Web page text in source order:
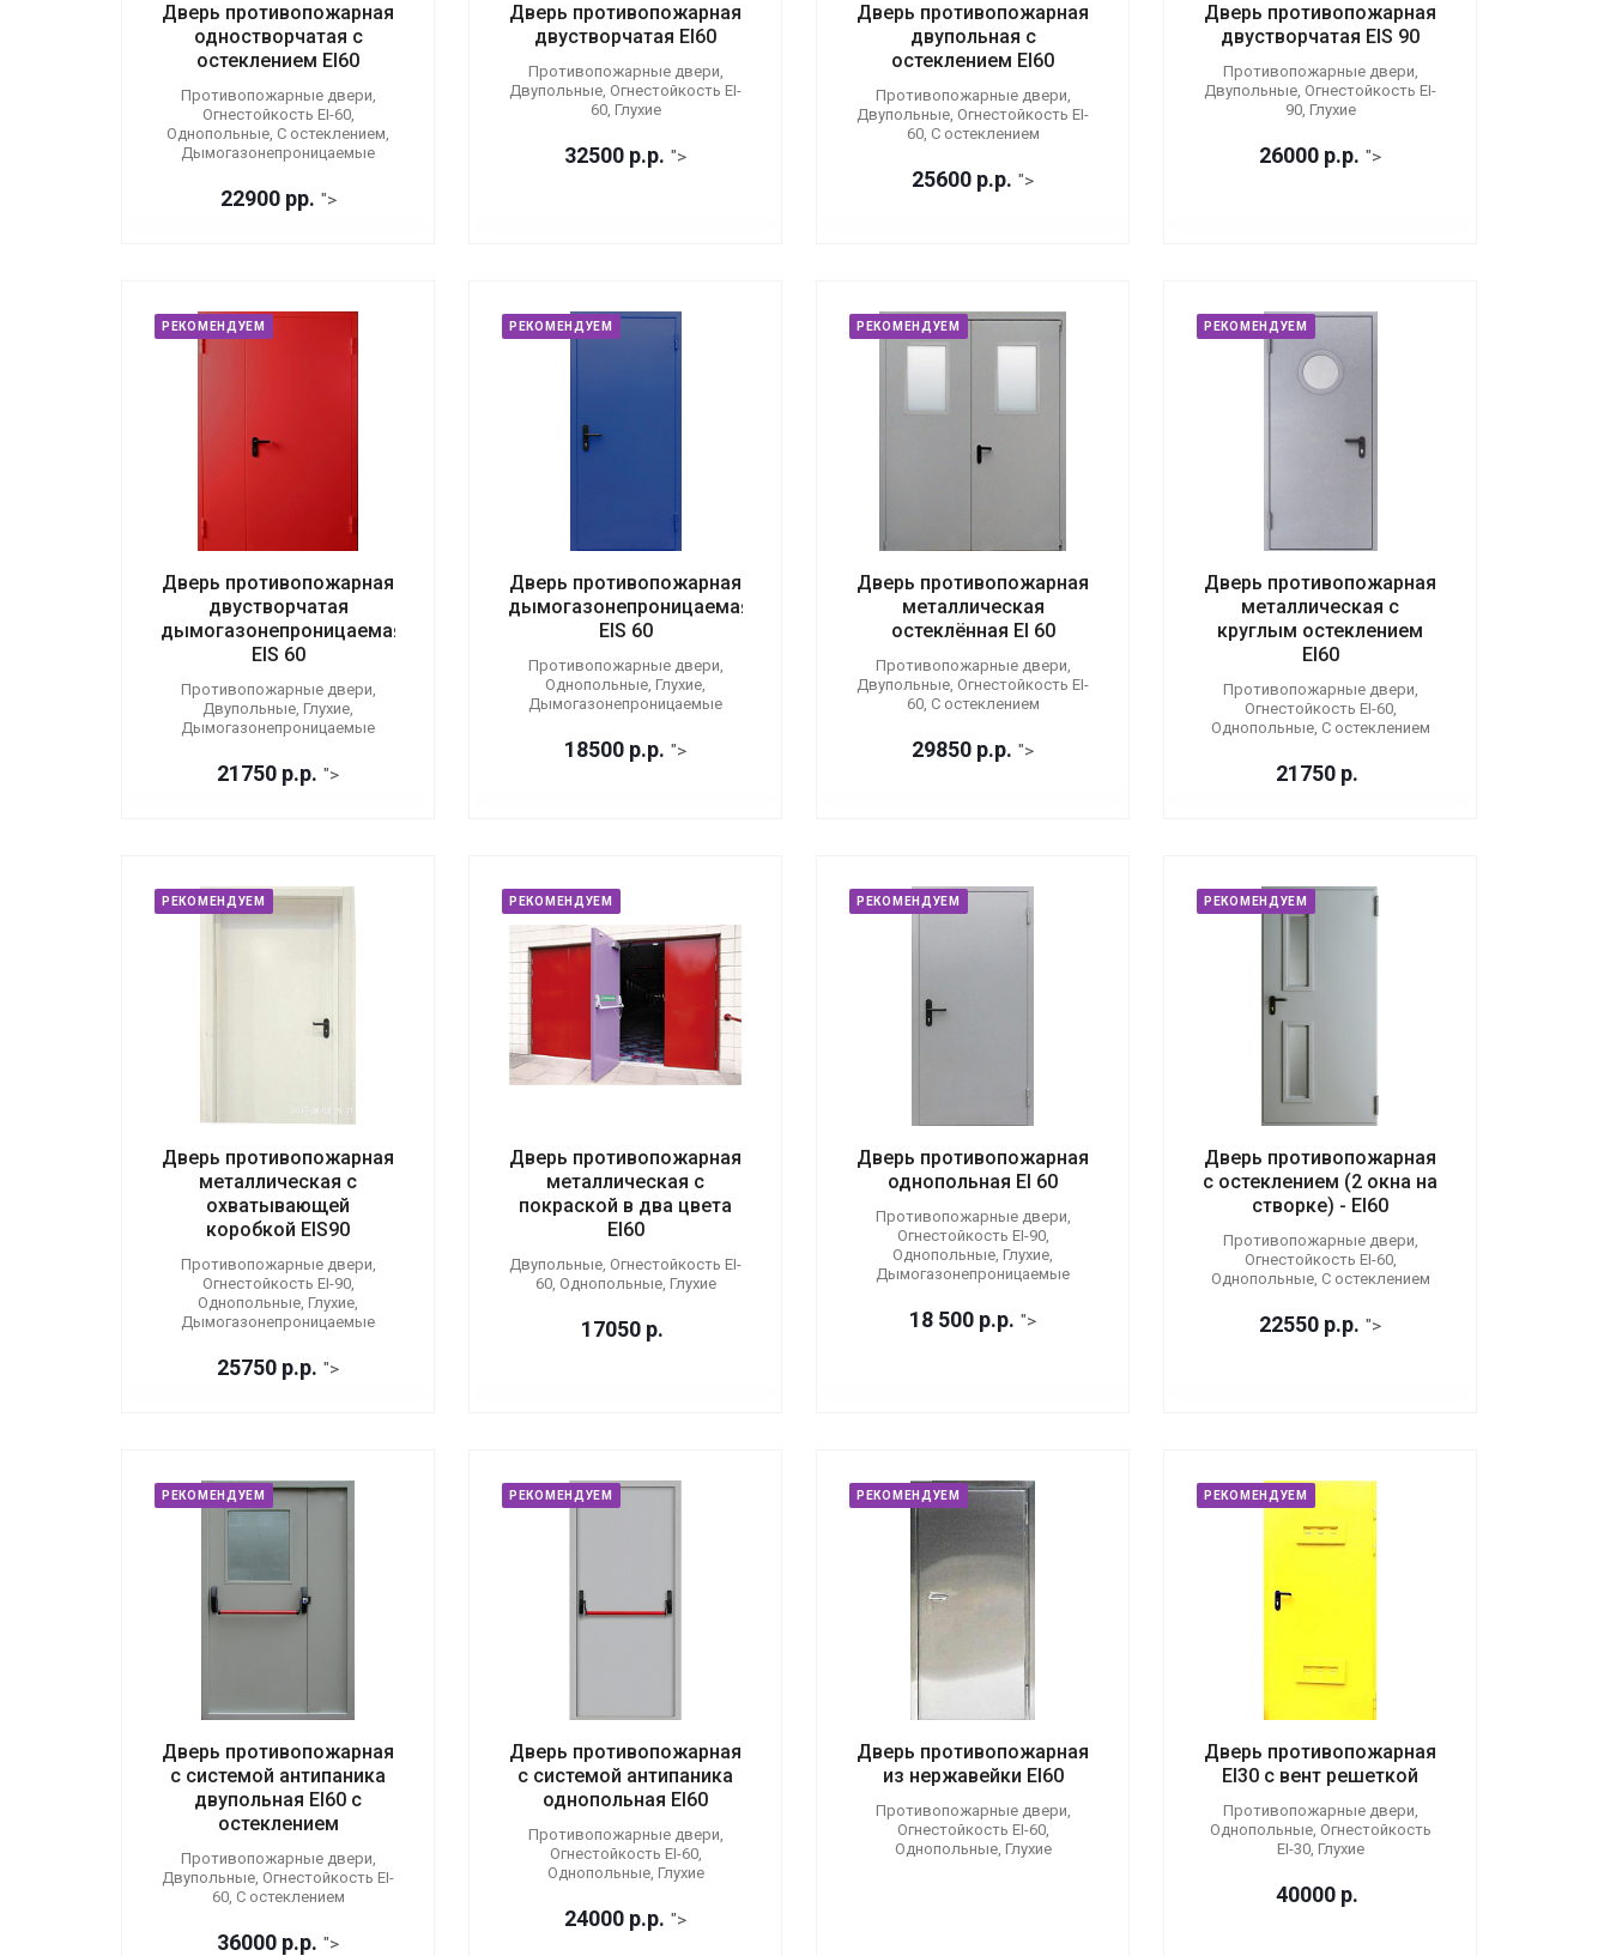
Дверь противопожарная
одностворчатая с
остеклением EI60
Противопожарные двери,
Огнестойкость EI-60,
Однопольные, С остеклением,
Дымогазонепроницаемые
22900 рр. ">
Дверь противопожарная
двустворчатая EI60
Противопожарные двери,
Двупольные, Огнестойкость EI-
60, Глухие
32500 р.р. ">
Дверь противопожарная
двупольная с
остеклением EI60
Противопожарные двери,
Двупольные, Огнестойкость EI-
60, С остеклением
25600 р.р. ">
Дверь противопожарная
двустворчатая EIS 90
Противопожарные двери,
Двупольные, Огнестойкость EI-
90, Глухие
26000 р.р. ">
РЕКОМЕНДУЕМ
Дверь противопожарная
двустворчатая
дымогазонепроницаемая
EIS 60
Противопожарные двери,
Двупольные, Глухие,
Дымогазонепроницаемые
21750 р.р. ">
РЕКОМЕНДУЕМ
Дверь противопожарная
дымогазонепроницаемая
EIS 60
Противопожарные двери,
Однопольные, Глухие,
Дымогазонепроницаемые
18500 р.р. ">
РЕКОМЕНДУЕМ
Дверь противопожарная
металлическая
остеклённая EI 60
Противопожарные двери,
Двупольные, Огнестойкость EI-
60, С остеклением
29850 р.р. ">
РЕКОМЕНДУЕМ
Дверь противопожарная
металлическая с
круглым остеклением
EI60
Противопожарные двери,
Огнестойкость EI-60,
Однопольные, С остеклением
21750 р.
РЕКОМЕНДУЕМ
Дверь противопожарная
металлическая с
охватывающей
коробкой EIS90
Противопожарные двери,
Огнестойкость EI-90,
Однопольные, Глухие,
Дымогазонепроницаемые
25750 р.р. ">
РЕКОМЕНДУЕМ
Дверь противопожарная
металлическая с
покраской в два цвета
EI60
Двупольные, Огнестойкость EI-
60, Однопольные, Глухие
17050 р.
РЕКОМЕНДУЕМ
Дверь противопожарная
однопольная EI 60
Противопожарные двери,
Огнестойкость EI-90,
Однопольные, Глухие,
Дымогазонепроницаемые
18 500 р.р. ">
РЕКОМЕНДУЕМ
Дверь противопожарная
с остеклением (2 окна на
створке) - EI60
Противопожарные двери,
Огнестойкость EI-60,
Однопольные, С остеклением
22550 р.р. ">
РЕКОМЕНДУЕМ
Дверь противопожарная
с системой антипаника
двупольная EI60 с
остеклением
Противопожарные двери,
Двупольные, Огнестойкость EI-
60, С остеклением
36000 р.р. ">
РЕКОМЕНДУЕМ
Дверь противопожарная
с системой антипаника
однопольная EI60
Противопожарные двери,
Огнестойкость EI-60,
Однопольные, Глухие
24000 р.р. ">
РЕКОМЕНДУЕМ
Дверь противопожарная
из нержавейки EI60
Противопожарные двери,
Огнестойкость EI-60,
Однопольные, Глухие
РЕКОМЕНДУЕМ
Дверь противопожарная
EI30 с вент решеткой
Противопожарные двери,
Однопольные, Огнестойкость
EI-30, Глухие
40000 р.